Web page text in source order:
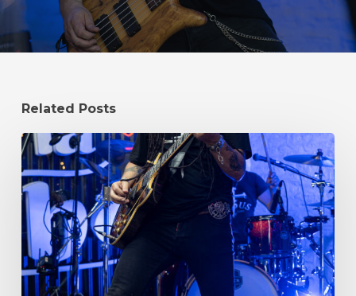
Related Posts
Mario
Ian
y
Devenir:
la
alerta
de
La